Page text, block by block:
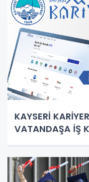
KAYSERİ
VATANDAŞA İŞ